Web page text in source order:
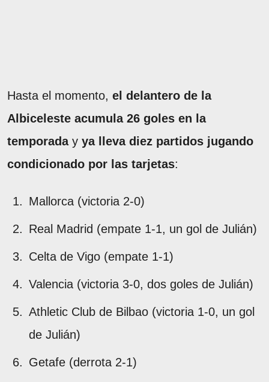
Hasta el momento, el delantero de la
Albiceleste acumula 26 goles en la
temporaday ya lleva diez partidos jugando
condicionado por las tarjetas:
Mallorca (victoria 2-0)
Real Madrid (empate 1-1, un gol de Julián)
Celta de Vigo (empate 1-1)
Valencia (victoria 3-0, dos goles de Julián)
Athletic Club de Bilbao (victoria 1-0, un gol
de Julián)
Getafe (derrota 2-1)